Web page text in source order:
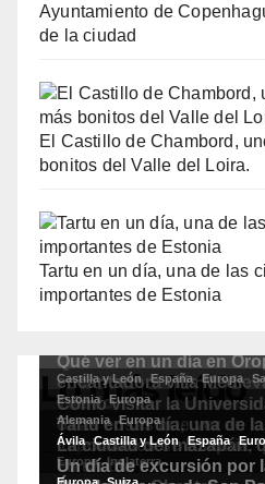
Ayuntamiento de
de la ciudad
El Castillo de Chambord,
bonitos del Valle del Loira.
Tartu en un día, una de las
importantes de Estonia
Lo más leído